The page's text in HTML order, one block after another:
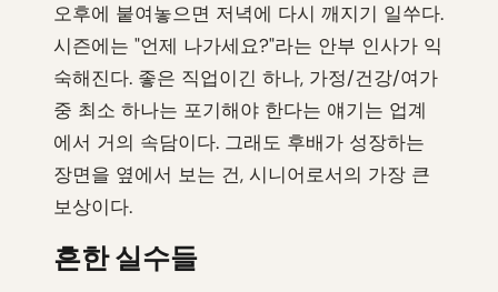
오후에 붙여놓으면 저녁에 다시 깨지기 일쑤다.
시즌에는 "언제 나가세요?"라는 안부 인사가 익
숙해진다. 좋은 직업이긴 하나, 가정/건강/여가
중 최소 하나는 포기해야 한다는 얘기는 업계
에서 거의 속담이다. 그래도 후배가 성장하는
장면을 옆에서 보는 건, 시니어로서의 가장 큰
보상이다.
흔한 실수들